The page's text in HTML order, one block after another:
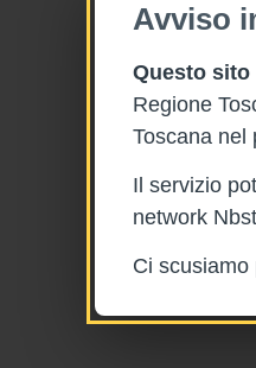
Avviso
Questo
Regione
Toscana nel
Il servizio
network
Ci scusiamo